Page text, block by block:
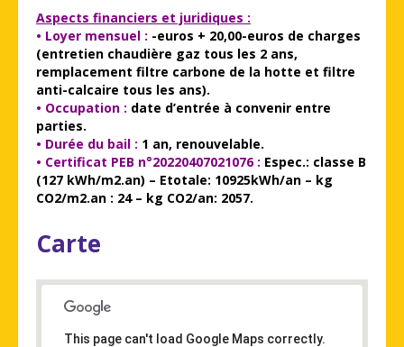
Aspects financiers et juridiques :
• Loyer mensuel : -euros + 20,00-euros de charges
(entretien chaudière gaz tous les 2 ans,
remplacement filtre carbone de la hotte et filtre
anti-calcaire tous les ans).
• Occupation : date d’entrée à convenir entre
parties.
• Durée du bail : 1 an, renouvelable.
• Certificat PEB n°20220407021076 : Espec.: classe B
(127 kWh/m2.an) – Etotale: 10925kWh/an – kg
CO2/m2.an : 24 – kg CO2/an: 2057.
Carte
This page can't load Google Maps correctly.